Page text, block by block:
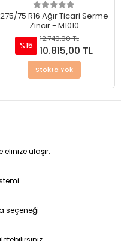
275/75 R16 Ağır Ticari Serme
Zincir - M1010
%15
12.740,00 TL
10.815,00 TL
Stokta Yok
elinize ulaşır.
seçeneği